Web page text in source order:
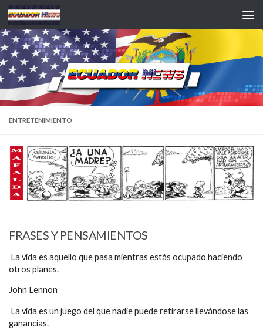
Saltar al contenido
ENTRETENIMIENTO
FRASES Y PENSAMIENTOS
La vida es aquello que pasa mientras estás ocupado haciendo
otros planes.
John Lennon
La vida es un juego del que nadie puede retirarse llevándose las
ganancias.